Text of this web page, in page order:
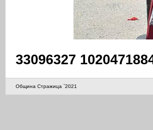
33096327
Община Стражица `2021